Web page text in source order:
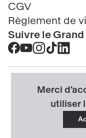
CGV
Règlement de
Suivre le Grand
Accéder
au
Facebook
Accéder
au
Youtube
Accéder
au
Instagram
Accéder
au
Tik
tok
nouvelle
au
-
fenêtre
@2025 - Tous
Données
Gérer mes cookies
Propriété
Merci
utiliser